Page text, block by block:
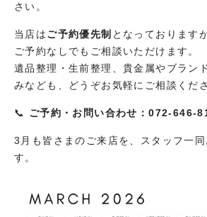
プライバシーポリシー
利用規約
特定商取引法・古物営業法に基づく表
さい。
当店はご予約優先制 となっております
ご予約なしでもご相談いただけます。
遺品整理・生前整理、貴金属やブラン
みなども、どうぞお気軽にご相談くださ
📞 ご予約・お問い合わせ：072-646-
3月も皆さまのご来店を、スタッフ一
す。